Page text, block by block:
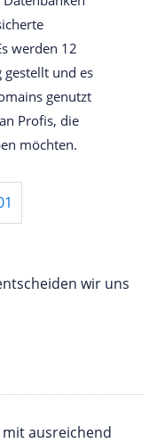
werden 12
und es
genutzt
Profis, die
möchten.
wir uns
mit ausreichend